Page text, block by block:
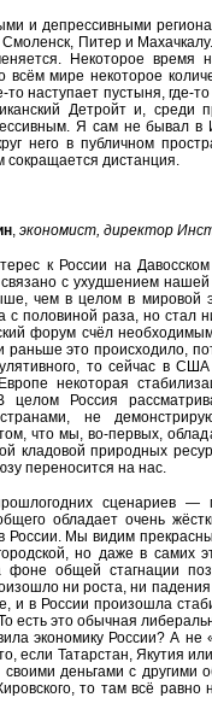
и депрессивными
Смоленск, Питер и
Некоторое время
всём мире некоторое
наступает пустыня, где-
Детройт и, среди
Я сам не бывал в
него в публичном
сокращается дистанция.
, экономист, директор
к России на
с ухудшением
чем в целом в мировой
с половиной раза, но стал
форум счёл
раньше это происходило,
то сейчас в
некоторая
целом Россия
не
что мы, во-первых,
кладовой природных
переносится на нас.
сценариев —
обладает очень
России. Мы видим
но даже в самих
фоне общей стагнации
ни роста, ни
и в России произошла
есть это обычная
экономику России? А
если Татарстан, Якутия
своими деньгами с другими
то там всё